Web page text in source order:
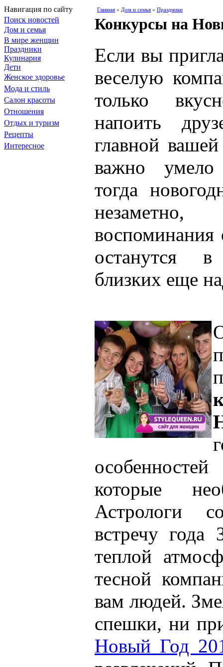
Навигация по сайту
Поиск новостей
Дом и семья
В мире женщин
Праздники
Кулинария
Дети
Женское здоровье
Мода и стиль
Салон красоты
Отношения
Отдых и туризм
Рецепты
Интересное
Главная » Дом и семья » Праздники
Конкурсы на
Если вы
веселую
только
напоить
главной
важно умело
тогда
воспоминания
останутся
близких еще
которые
Астрологи
встречу года
теплой
тесной
вам людей.
спешки, ни
Новый Год